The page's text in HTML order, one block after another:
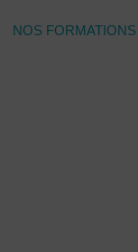
NOS FORMATIONS